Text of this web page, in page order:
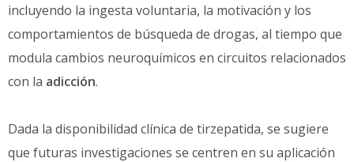
incluyendo la ingesta voluntaria, la motivación y los
comportamientos de búsqueda de drogas, al tiempo que
modula cambios neuroquímicos en circuitos relacionados
con la adicción.
Dada la disponibilidad clínica de tirzepatida, se sugiere
que futuras investigaciones se centren en su aplicación